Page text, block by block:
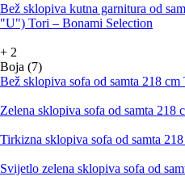
Bež sklopiva kutna garnitura od
"U") Tori – Bonami Selection
+ 2
Boja (7)
Bež sklopiva sofa od samta 218
Zelena sklopiva sofa od samta 218
Tirkizna sklopiva sofa od samta
Svijetlo zelena sklopiva sofa od